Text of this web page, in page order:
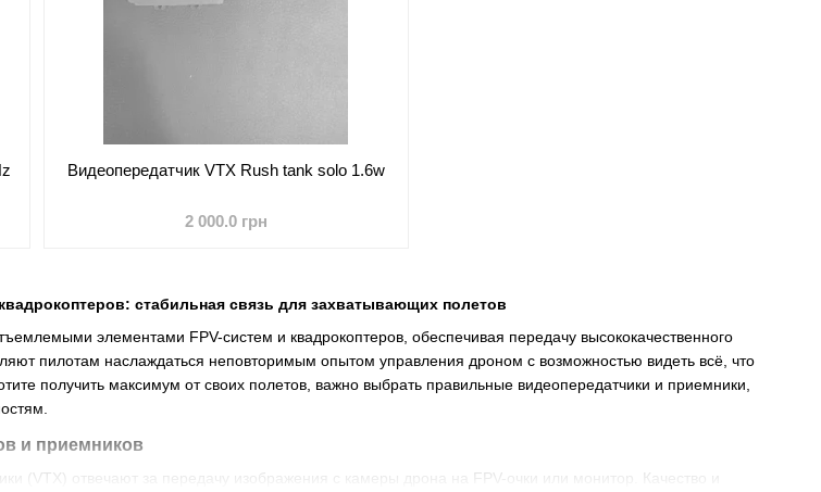
стабильная связь для захватывающих полетов
элементами FPV-систем и квадрокоптеров, обеспечивая передачу высококачественного
пилотам наслаждаться неповторимым опытом управления дроном с возможностью видеть всё, что
получить максимум от своих полетов, важно выбрать правильные видеопередатчики и приемники,
и приемников
(VTX) отвечают за передачу изображения с камеры дрона на FPV-очки или монитор. Качество и
Видеопередатчик VTX Rush tank solo 1.6w
2 000.0 грн